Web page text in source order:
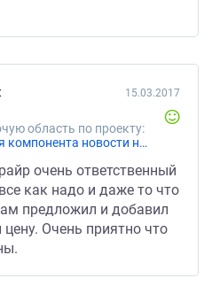
область по проекту:
«Доработка отображения компонента новости на 1с-битрикс»
15.03.2017
очень ответственный
как надо и даже то что
предложил и добавил
Очень приятно что